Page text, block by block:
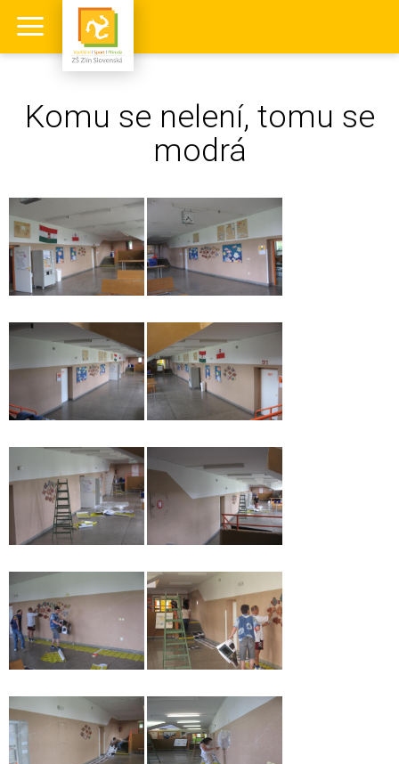
Komu se nelení, tomu se
modrá